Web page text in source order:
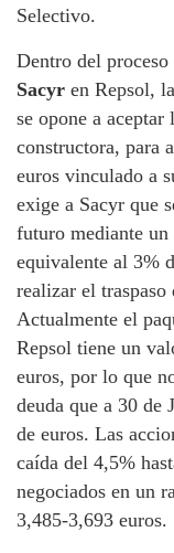
Selectivo.
Dentro del
Sacyr en Repsol,
se opone a
constructora, para
euros vinculado a
exige a Sacyr que
futuro mediante un
equivalente al 3%
realizar el
Actualmente el
Repsol tiene un
euros, por lo que
deuda que a 30 de
de euros. Las
caída del 4,5%
negociados en un
3,485-3,693 euros.